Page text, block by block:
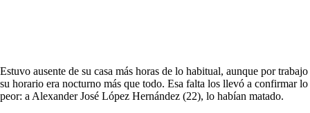
Estuvo ausente de su casa más horas de lo habitual, aunque por trabajo
su horario era nocturno más que todo. Esa falta los llevó a confirmar lo
peor: a Alexander José López Hernández (22), lo habían matado.